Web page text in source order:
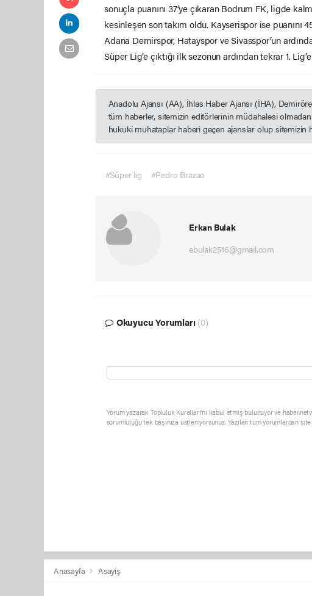
sonuçla puanını 37’ye çıkaran Bodrum FK, ligde
kesinleşen son takım oldu. Kayserispor ise puanını
Adana Demirspor, Hatayspor ve Sivasspor’un
Süper Lig’e çıktığı ilk sezonun ardından tekrar 1.
Anadolu Ajansı (AA), İhlas Haber Ajansı (İHA),
tüm haberler, sitemizin editörlerinin müdahalesi
hukuki muhataplar haberi geçen ajanslar olup sitemizin
#Süper lig #Pedro Brazao
Erkan Bulak
ebulak2516@gmail.com
Okuyucu Yorumları (0)
Yorum yazarak Topluluk Kuralları’nı kabul etmiş bulunuyor ve
sorumluluğu tek başınıza üstleniyorsunuz. Yazılan tüm yorumlardan
Anasayfa Asayiş